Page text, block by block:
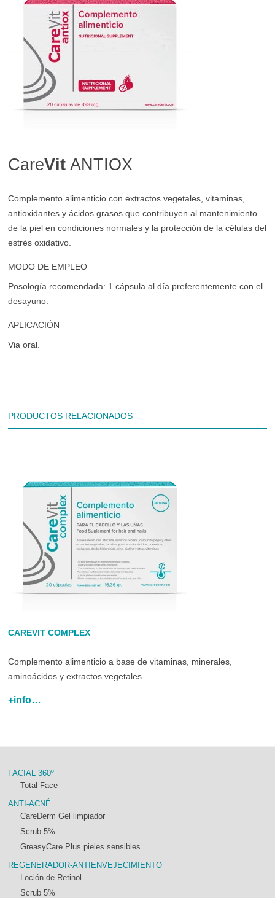
CareVit ANTIOX
Complemento alimenticio con extractos vegetales, vitaminas,
antioxidantes y ácidos grasos que contribuyen al mantenimiento
de la piel en condiciones normales y la protección de la células del
estrés oxidativo.
MODO DE EMPLEO
Posología recomendada: 1 cápsula al día preferentemente con el
desayuno.
APLICACIÓN
Via oral.
PRODUCTOS RELACIONADOS
CAREVIT COMPLEX
Complemento alimenticio a base de vitaminas, minerales,
aminoácidos y extractos vegetales.
+info…
FACIAL 360º
Total Face
ANTI-ACNÉ
CareDerm Gel limpiador
Scrub 5%
GreasyCare Plus pieles sensibles
REGENERADOR-ANTIENVEJECIMIENTO
Loción de Retinol
Scrub 5%